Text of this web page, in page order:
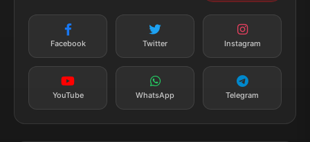
न्यूज़ अलर्ट
तत्काल अपडेट
सब्सक्राइब करें
Facebook Twitter Instagram
YouTube WhatsApp Telegram